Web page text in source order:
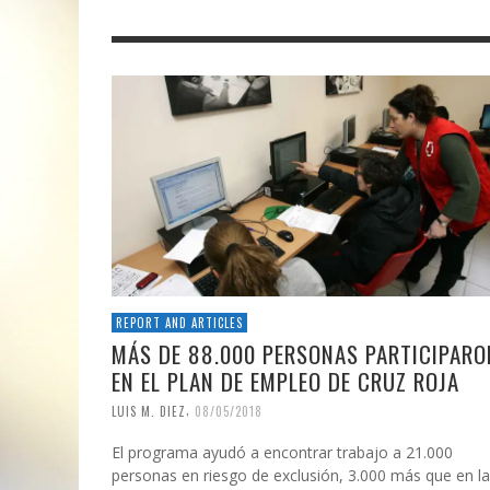
REPORT AND ARTICLES
MÁS DE 88.000 PERSONAS
EN EL PLAN DE EMPLEO DE CRUZ ROJA
LUIS M. DIEZ 08/05/2018
El programa ayudó a encontrar trabajo a 21.000
personas en riesgo de exclusión, 3.000 más que en la